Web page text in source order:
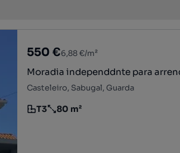
550 €6,88 €/m²
Moradia independdnte
Casteleiro, Sabugal, Guarda
Tipologia
T3
Preço por metro quadrado
80 m²